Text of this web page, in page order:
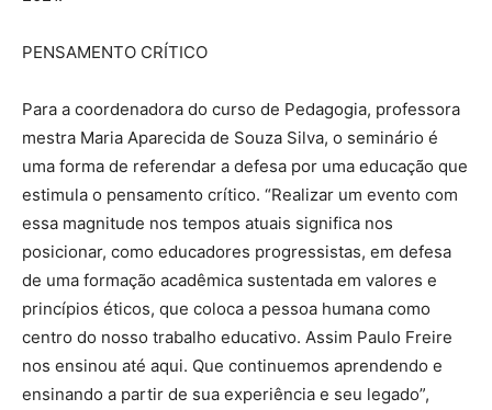
PENSAMENTO CRÍTICO
Para a coordenadora do curso de Pedagogia, professora
mestra Maria Aparecida de Souza Silva, o seminário é
uma forma de referendar a defesa por uma educação que
estimula o pensamento crítico. “Realizar um evento com
essa magnitude nos tempos atuais significa nos
posicionar, como educadores progressistas, em defesa
de uma formação acadêmica sustentada em valores e
princípios éticos, que coloca a pessoa humana como
centro do nosso trabalho educativo. Assim Paulo Freire
nos ensinou até aqui. Que continuemos aprendendo e
ensinando a partir de sua experiência e seu legado”,